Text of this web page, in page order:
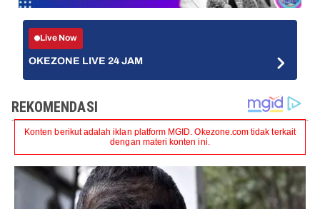
Live Now
OKEZONE LIVE 24 JAM